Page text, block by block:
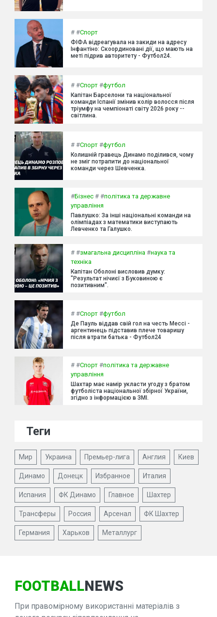
# #Спорт
ФІФА відреагувала на закиди на адресу
Інфантіно: Скоординовані дії, що мають на
меті підрив авторитету - Футбол24.
# #Спорт #футбол
Капітан Барселони та національної
команди Іспанії змінив колір волосся після
тріумфу на чемпіонаті світу 2026 року --
світлина.
# #Спорт #футбол
Колишній гравець Динамо поділився, чому
не зміг потрапити до національної
команди через Шевченка.
#Бізнес # #політика та державне
управління
Павлушко: За інші національні команди на
олімпіадах з математики виступають
Левченко та Галушко.
# #змагальна дисципліна #наука та
техніка
Капітан Оболоні висловив думку:
"Результат нічиєї з Буковиною є
позитивним".
# #Спорт #футбол
Де Пауль віддав свій гол на честь Мессі -
аргентинець підставив плече товаришу
після втрати батька - Футбол24
# #Спорт #політика та державне
управління
Шахтар має намір укласти угоду з братом
футболіста національної збірної України,
згідно з інформацією в ЗМІ.
Теги
Мир Украина Премьер-лига Англия Киев
Динамо Донецк Избранное Италия
Испания ФК Динамо Главное Шахтер
Трансферы Россия Арсенал ФК Шахтер
Германия Харьков Металлург
FOOTBALLNEWS
При правомірному використанні матеріалів з